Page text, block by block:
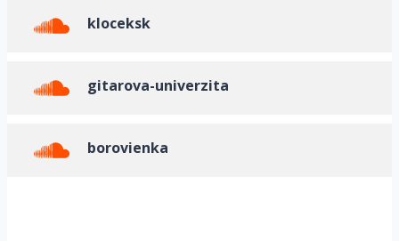
kloceksk
gitarova-univerzita
borovienka